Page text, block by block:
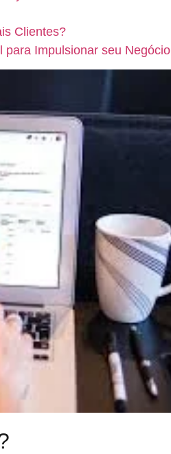
Clientes?
para Impulsionar seu Negócio